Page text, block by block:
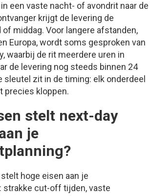
een vaste nacht- of avondrit naar de
krijgt de levering de
middag. Voor langere afstanden,
Europa, wordt soms gesproken van
waarbij de rit meerdere uren in
de levering nog steeds binnen 24
sleutel zit in de timing: elk onderdeel
precies kloppen.
stelt next-day
je
hoge eisen aan je
strakke cut-off tijden, vaste